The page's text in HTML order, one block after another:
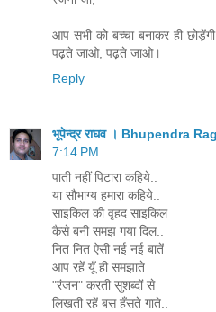
आप सभी को बच्चा बनाकर ही
पढ़ते जाओ, पढ़ते जाओ।
Reply
भूपेन्द्र राघव । Bhupendra
7:14 PM
पाती नहीं पिटारा कहिये..
या सौभाग्य हमारा कहिये..
साइकिल की वृहद साइकिल
कैसे बनी समझ गया दिल..
नित नित ऐसी नई नई बातें
आप रहें यूँ ही समझाते
"रंजन" करती सुशब्दों से
लिखती रहें बस हँसते गाते..